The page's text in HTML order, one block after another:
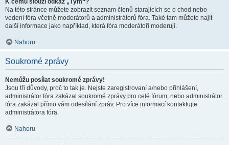
K čemu slouží odkaz „Tým“?
Na této stránce můžete zobrazit seznam členů starajících se o chod nebo
vedení fóra včetně moderátorů a administrátorů fóra. Také tam můžete najít
další informace jako například, která fóra moderátoři moderují.
Nahoru
Soukromé zprávy
Nemůžu posílat soukromé zprávy!
Jsou tři důvody, proč to tak je. Nejste zaregistrovaní a/nebo přihlášení,
administrátor fóra zakázal soukromé zprávy pro celé fórum, nebo administrátor
fóra zakázal přímo vám odesílání zpráv. Pro více informací kontaktujte
administrátora fóra.
Nahoru